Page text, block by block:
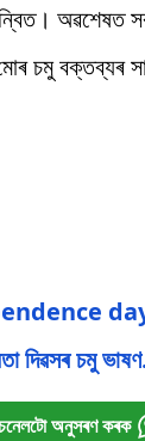
অৱশেষত
চমু বক্তব্যৰ
দিৱসৰ চমু
অনুসৰণ কৰক